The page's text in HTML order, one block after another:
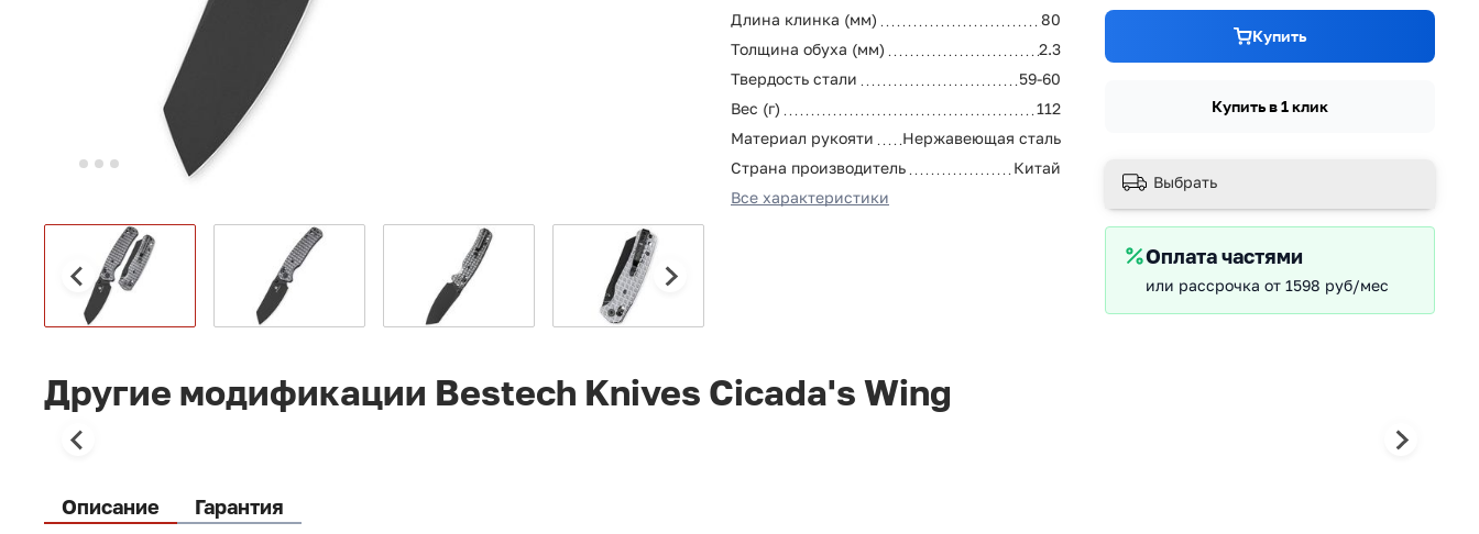
Длина клинка (мм)
80
Толщина обуха (мм)
2.3
Твердость стали
59-60
Вес (г)
112
Материал рукояти
Нержавеющая сталь
Страна производитель
Китай
Все характеристики
Купить
Купить в 1 клик
Выбрать
Оплата частями
или рассрочка от 1598 руб/мес
Другие модификации Bestech Knives Cicada's Wing
Описание Гарантия